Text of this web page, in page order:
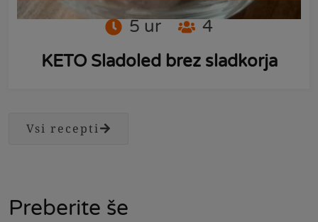
5 ur
4
KETO Sladoled brez sladkorja
Vsi recepti
Preberite še